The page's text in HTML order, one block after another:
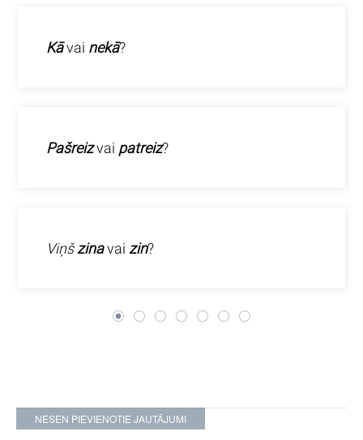
Kāvai nekā?
Pašreizvai patreiz?
Viņšzinavai zin?
NESEN PIEVIENOTIE JAUTĀJUMI